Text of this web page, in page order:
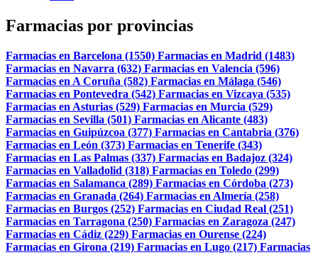
Farmacias por provincias
Farmacias en Barcelona (1550) Farmacias en Madrid (1483)
Farmacias en Navarra (632) Farmacias en Valencia (596)
Farmacias en A Coruña (582) Farmacias en Málaga (546)
Farmacias en Pontevedra (542) Farmacias en Vizcaya (535)
Farmacias en Asturias (529) Farmacias en Murcia (529)
Farmacias en Sevilla (501) Farmacias en Alicante (483)
Farmacias en Guipúzcoa (377) Farmacias en Cantabria (376)
Farmacias en León (373) Farmacias en Tenerife (343)
Farmacias en Las Palmas (337) Farmacias en Badajoz (324)
Farmacias en Valladolid (318) Farmacias en Toledo (299)
Farmacias en Salamanca (289) Farmacias en Córdoba (273)
Farmacias en Granada (264) Farmacias en Almería (258)
Farmacias en Burgos (252) Farmacias en Ciudad Real (251)
Farmacias en Tarragona (250) Farmacias en Zaragoza (247)
Farmacias en Cádiz (229) Farmacias en Ourense (224)
Farmacias en Girona (219) Farmacias en Lugo (217) Farmacias